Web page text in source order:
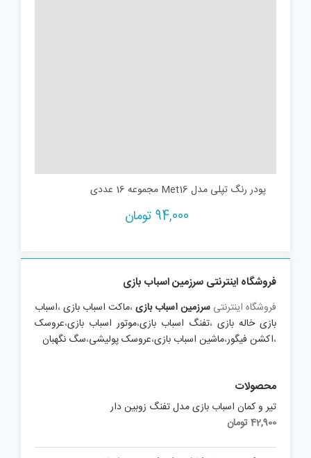
پودر رنگ تپلی مدل Met16 مجموعه 16 عددی
94,000 تومان
فروشگاه اینترنتی سرزمین اسباب بازی
فروشگاه اینترنتی سرزمین اسباب بازی،ماکت اسباب بازی،اسباب
بازی خاله بازی ،تفنگ اسباب بازی،موتور اسباب بازی،عروسک
،اکشن فیگور،ماشین اسباب بازی،عروسک پولیشی،سگ نگهبان
محصولات
تیر و کمان اسباب بازی مدل تفنگ زوبین دار
42,900تومان